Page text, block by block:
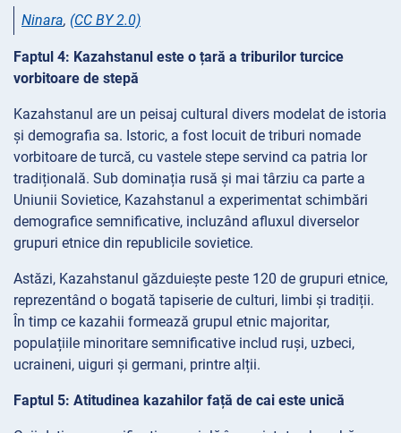
Ninara, (CC BY 2.0)
Faptul 4: Kazahstanul este o țară a triburilor turcice
vorbitoare de stepă
Kazahstanul are un peisaj cultural divers modelat de istoria
și demografia sa. Istoric, a fost locuit de triburi nomade
vorbitoare de turcă, cu vastele stepe servind ca patria lor
tradițională. Sub dominația rusă și mai târziu ca parte a
Uniunii Sovietice, Kazahstanul a experimentat schimbări
demografice semnificative, incluzând afluxul diverselor
grupuri etnice din republicile sovietice.
Astăzi, Kazahstanul găzduiește peste 120 de grupuri etnice,
reprezentând o bogată tapiserie de culturi, limbi și tradiții.
În timp ce kazahii formează grupul etnic majoritar,
populațiile minoritare semnificative includ ruși, uzbeci,
ucraineni, uiguri și germani, printre alții.
Faptul 5: Atitudinea kazahilor față de cai este unică